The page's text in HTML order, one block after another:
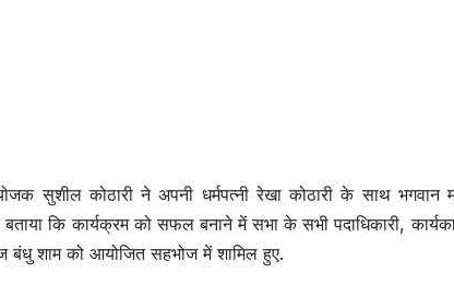
सुशील कोठारी ने अपनी धर्मपत्नी रेखा कोठारी के साथ भगवान
कि कार्यक्रम को सफल बनाने में सभा के सभी पदाधिकारी,
बंधु शाम को आयोजित सहभोज में शामिल हुए.